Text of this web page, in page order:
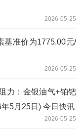
2026-05-25
基准价为1775.00元/
2026-05-25
力：金银油气+铂钯
5月25日) 今日快讯
2026-05-25